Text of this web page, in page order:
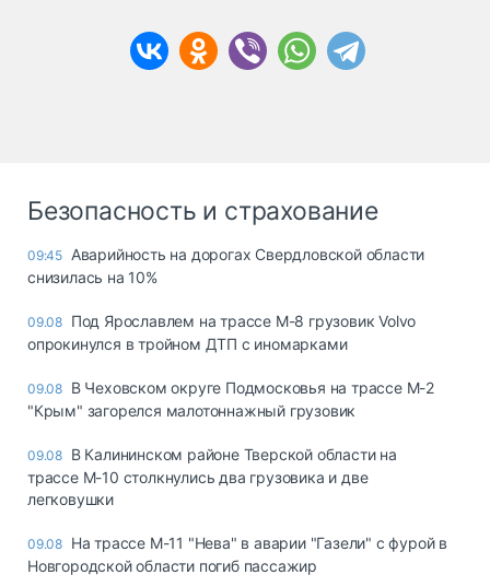
Безопасность и страхование
09:45 Аварийность на дорогах Свердловской области
снизилась на 10%
09.08 Под Ярославлем на трассе М-8 грузовик Volvo
опрокинулся в тройном ДТП с иномарками
09.08 В Чеховском округе Подмосковья на трассе М-2
"Крым" загорелся малотоннажный грузовик
09.08 В Калининском районе Тверской области на
трассе М-10 столкнулись два грузовика и две
легковушки
09.08 На трассе М-11 "Нева" в аварии "Газели" с фурой в
Новгородской области погиб пассажир